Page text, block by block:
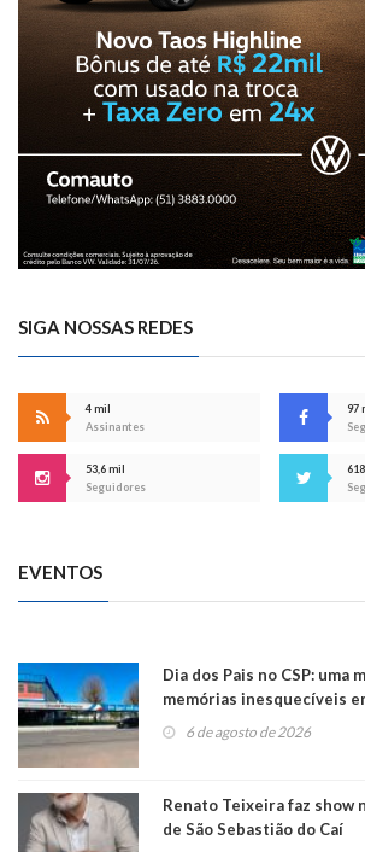
SIGA NOSSAS REDES
4 mil
Assinantes
97
53,6 mil
Seguidores
618
EVENTOS
Dia dos Pais no CSP: uma
memórias inesquecíveis
6 de agosto de 2026
Renato Teixeira faz show
de São Sebastião do Caí